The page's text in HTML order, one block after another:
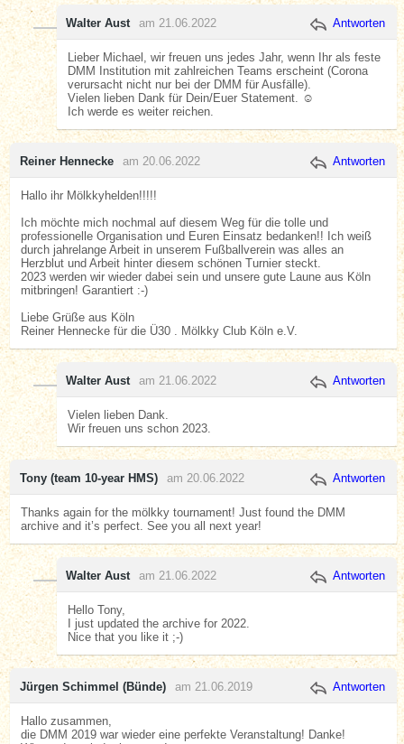
Walter Aust am 21.06.2022 Antworten
Lieber Michael, wir freuen uns jedes Jahr, wenn Ihr als feste
DMM Institution mit zahlreichen Teams erscheint (Corona
verursacht nicht nur bei der DMM für Ausfälle).
Vielen lieben Dank für Dein/Euer Statement. ☺️
Ich werde es weiter reichen.
Reiner Hennecke am 20.06.2022 Antworten
Hallo ihr Mölkkyhelden!!!!!
Ich möchte mich nochmal auf diesem Weg für die tolle und
professionelle Organisation und Euren Einsatz bedanken!! Ich weiß
durch jahrelange Arbeit in unserem Fußballverein was alles an
Herzblut und Arbeit hinter diesem schönen Turnier steckt.
2023 werden wir wieder dabei sein und unsere gute Laune aus Köln
mitbringen! Garantiert :-)
Liebe Grüße aus Köln
Reiner Hennecke für die Ü30 . Mölkky Club Köln e.V.
Walter Aust am 21.06.2022 Antworten
Vielen lieben Dank.
Wir freuen uns schon 2023.
Tony (team 10-year HMS) am 20.06.2022 Antworten
Thanks again for the mölkky tournament! Just found the DMM
archive and it’s perfect. See you all next year!
Walter Aust am 21.06.2022 Antworten
Hello Tony,
I just updated the archive for 2022.
Nice that you like it ;-)
Jürgen Schimmel (Bünde) am 21.06.2019 Antworten
Hallo zusammen,
die DMM 2019 war wieder eine perfekte Veranstaltung! Danke!